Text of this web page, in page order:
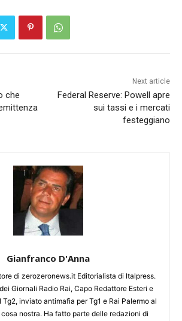
che
Next article
Federal Reserve: Powell apre
sui tassi e i mercati
festeggiano
Gianfranco D'Anna
di zerozeronews.it Editorialista di Italpress.
Giornali Radio Rai, Capo Redattore Esteri e
inviato antimafia per Tg1 e Rai Palermo al
nostra. Ha fatto parte delle redazioni di